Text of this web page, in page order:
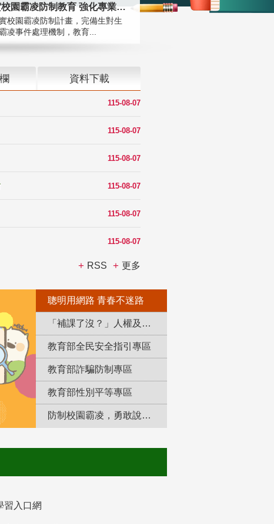
落實校園霸凌防制教育 強化專業知能
校園霸凌防制計畫，完備生對生
凌事件處理機制，教育...
資料下載
115-08-07
115-08-07
115-08-07
115-08-07
115-08-07
115-08-07
RSS 更多
聰明用網路 青春不迷路
「補課了沒？」人權及轉型正義教育專區
教育部全民安全指引專區
教育部詐騙防制專區
教育部性別平等專區
防制校園霸凌，勇敢說出來！
習入口網